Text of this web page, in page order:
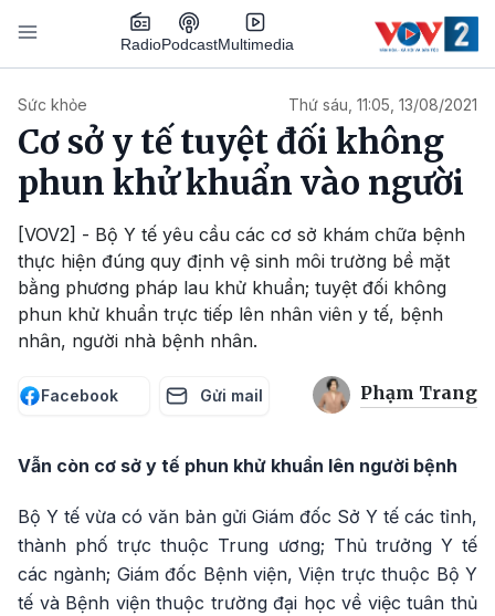
Nhảy đến nội dung
RadioPodcastMultimedia
Sức khỏe Thứ sáu, 11:05, 13/08/2021
Cơ sở y tế tuyệt đối không
phun khử khuẩn vào người
[VOV2] - Bộ Y tế yêu cầu các cơ sở khám chữa bệnh
thực hiện đúng quy định vệ sinh môi trường bề mặt
bằng phương pháp lau khử khuẩn; tuyệt đối không
phun khử khuẩn trực tiếp lên nhân viên y tế, bệnh
nhân, người nhà bệnh nhân.
Facebook Gửi mail Phạm Trang
Vẫn còn cơ sở y tế phun khử khuẩn lên người bệnh
Bộ Y tế vừa có văn bản gửi Giám đốc Sở Y tế các tỉnh,
thành phố trực thuộc Trung ương; Thủ trưởng Y tế
các ngành; Giám đốc Bệnh viện, Viện trực thuộc Bộ Y
tế và Bệnh viện thuộc trường đại học về việc tuân thủ